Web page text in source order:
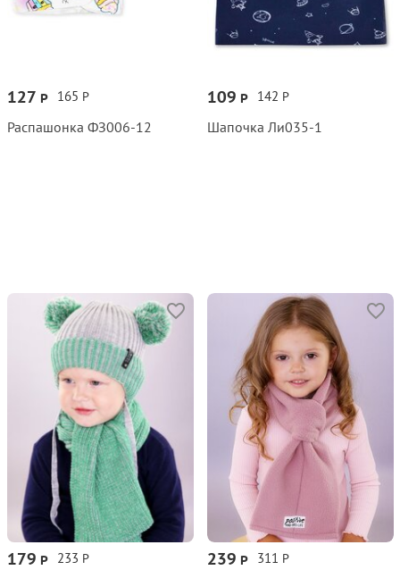
165 Р
127 Р
Распашонка ФЗ006‑12
142 Р
109 Р
Шапочка Ли035‑1
233 Р
179 Р 311 Р
239 Р